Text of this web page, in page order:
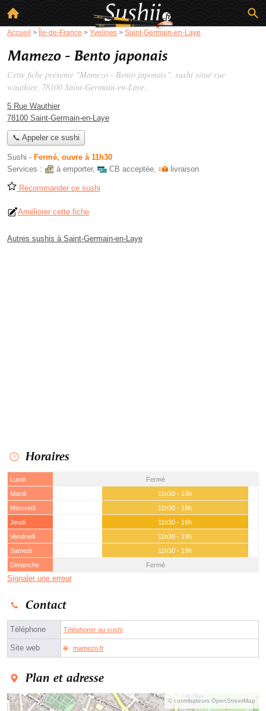
Accueil > Île-de-France > Yvelines > Saint-Germain-en-Laye
Mamezo - Bento japonais
Cette fiche présente "Mamezo - Bento japonais", sushi situé rue
wauthier, 78100 Saint-Germain-en-Laye.
5 Rue Wauthier
78100 Saint-Germain-en-Laye
📞 Appeler ce sushi
Sushi - Fermé, ouvre à 11h30
Services :
à emporter, CB acceptée, livraison
Recommander ce sushi
Améliorer cette fiche
Autres sushis à Saint-Germain-en-Laye
Horaires
Lundi
Fermé
Mardi
11h30 - 19h
Mercredi
11h30 - 19h
Jeudi
11h30 - 19h
Vendredi
11h30 - 19h
Samedi
11h30 - 19h
Dimanche
Fermé
Signaler une erreur
Contact
Téléphone Téléphoner au sushi
Site web mamezo.fr
Plan et adresse
© contributeurs OpenStreetMap